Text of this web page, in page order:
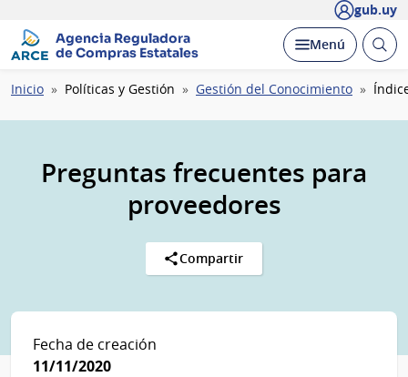
gub.uy
Agencia Reguladora
de Compras Estatales
Desplegar
Menú Abrir
Ruta
navegación
Inicio Políticas y Gestión Gestión del Conocimiento
Preguntas frecuentes para
proveedores
Compartir
Fecha de creación
11/11/2020